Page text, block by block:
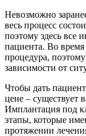
Невозможно
весь процесс
поэтому здесь все
пациента. Во
процедура,
зависимости от
Чтобы дать
цене – существует
Имплантация под
этапы, которые
протяжении